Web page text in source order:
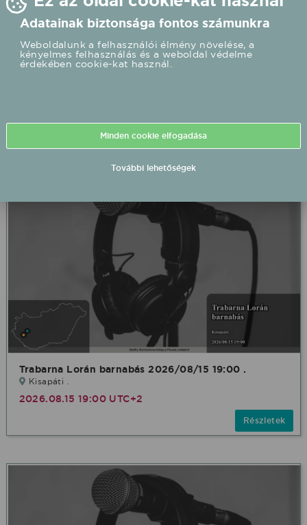
Trabarna Lorán barnabás 2026/08/13 19:00 .
Részletek
Trabarna Lorán barnabás 2026/08/15 19:00 .
Kisapáti .
2026.08.15 19:00 UTC+2
Részletek
Adatainak biztonsága fontos számunkra
Weboldalunk a felhasználói élmény növelése, a
kényelmes felhasználás és a weboldal védelme
érdekében cookie-kat használ.
Minden cookie elfogadása
További lehetőségek